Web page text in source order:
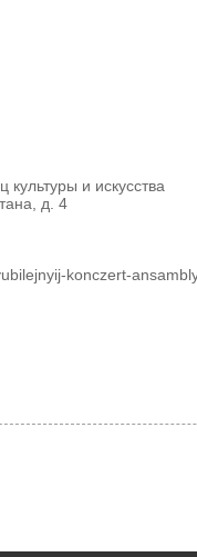
и искусства
д. 4
konczert-